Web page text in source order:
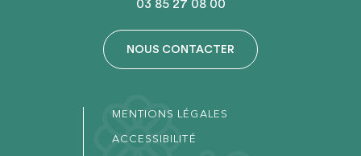
03 85 27 08 00
NOUS CONTACTER
MENTIONS LÉGALES
ACCESSIBILITÉ